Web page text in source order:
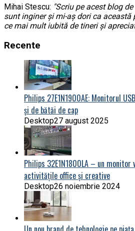
Mihai Stescu: "Scriu pe acest blog
sunt inginer și mi-aș dori ca această
ce mai mult iubită de tineri și
Recente
Philips 27E1N1900AE: Monitorul
și de bătăi de cap
Desktop27 august 2025
Philips 32E1N1800LA – un
activitățile office și creative
Desktop26 noiembrie 2024